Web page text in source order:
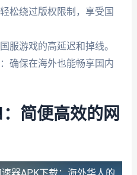
松绕过版权限制，享受国
服游戏的高延迟和掉线。
确保在海外也能畅享国内
简便高效的网